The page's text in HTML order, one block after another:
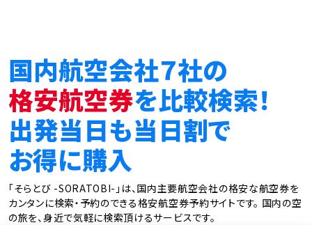
国内航空会社７社の
格安航空券を比較検索！
出発当日も当日割で
お得に購入
「そらとび -SORATOBI-」は、国内主要航空会社の格安な航空券を
カンタンに検索・予約のできる格安航空券予約サイトです。 国内の空
の旅を、身近で気軽に検索頂けるサービスです。